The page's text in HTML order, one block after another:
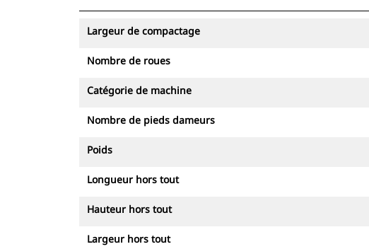
Largeur de compactage
Nombre de roues
Catégorie de machine
Nombre de pieds dameurs
Poids
Longueur hors tout
Hauteur hors tout
Largeur hors tout